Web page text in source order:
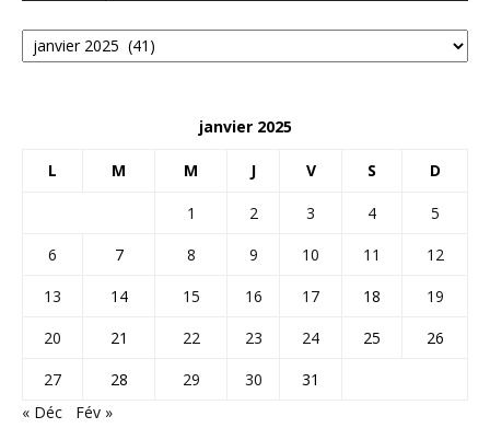
Archives
janvier 2025
L M M J V S D
1 2 3 4
5
6
7 8 9 10 11
12
13
14 15 16 17 18
19
20
21 22 23 24 25
26
27
28 29 30
31
« Déc
Fév »